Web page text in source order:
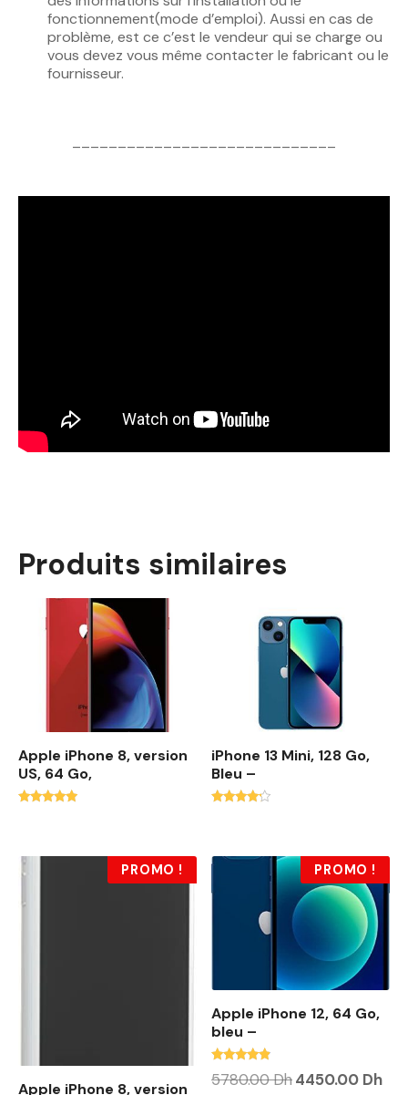
fonctionnement(mode d’emploi). Aussi en cas de
problème, est ce c’est le vendeur qui se charge ou
vous devez vous même contacter le fabricant ou le
fournisseur.
Produits similaires
Apple iPhone 8, version
US, 64 Go,
iPhone 13 Mini, 128 Go,
Bleu –
PROMO !
Apple iPhone 8, version
PROMO !
Apple iPhone 12, 64 Go,
bleu –
4.63
5780.00Dh L
4450.00 DhL